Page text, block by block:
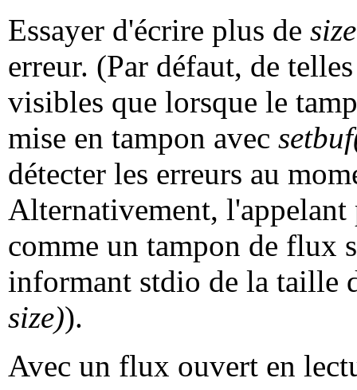
Essayer d'écrire plus de size
erreur. (Par défaut, de
visibles que lorsque le
mise en tampon avec
détecter les erreurs au
Alternativement,
comme un tampon de flux
informant stdio de la taille
size)).
Avec un flux ouvert en